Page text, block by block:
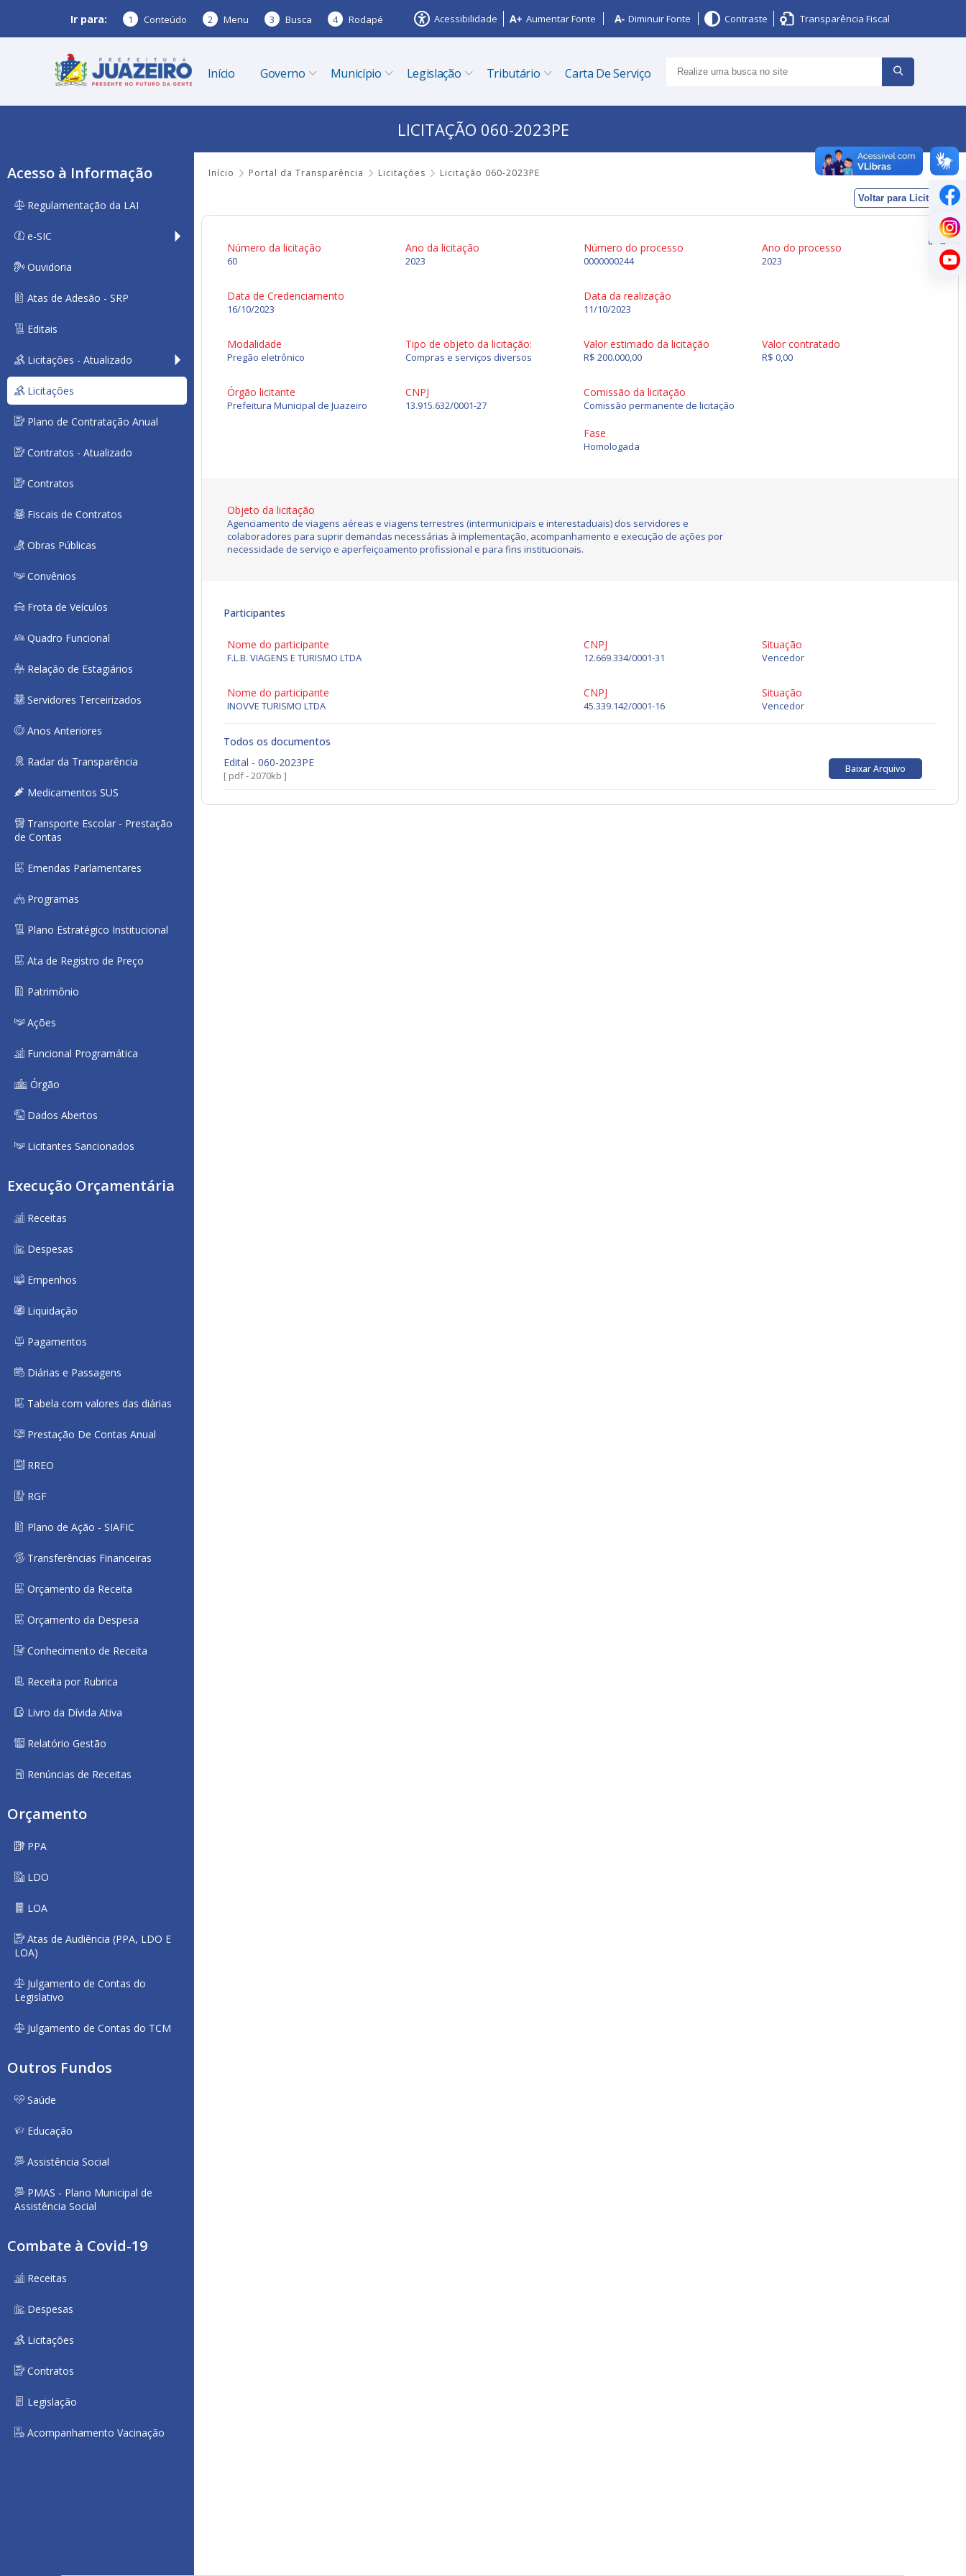
Ir para: 1 Conteúdo 2 Menu 3 Busca 4 Rodapé Acessibilidade Aumentar Fonte Diminuir Fonte Contraste Transparência Fiscal
Início Governo Município Legislação Tributário Carta De Serviço
LICITAÇÃO 060-2023PE
Início Portal da Transparência Licitações Licitação 060-2023PE
Acesso à Informação
Regulamentação da LAI
e-SIC
Ouvidoria
Atas de Adesão - SRP
Editais
Licitações - Atualizado
Licitações
Plano de Contratação Anual
Contratos - Atualizado
Contratos
Fiscais de Contratos
Obras Públicas
Convênios
Frota de Veículos
Quadro Funcional
Relação de Estagiários
Servidores Terceirizados
Anos Anteriores
Radar da Transparência
Medicamentos SUS
Transporte Escolar - Prestação
de Contas
Emendas Parlamentares
Programas
Plano Estratégico Institucional
Ata de Registro de Preço
Patrimônio
Ações
Funcional Programática
Órgão
Dados Abertos
Licitantes Sancionados
Execução Orçamentária
Receitas
Despesas
Empenhos
Liquidação
Pagamentos
Diárias e Passagens
Tabela com valores das diárias
Prestação De Contas Anual
RREO
RGF
Plano de Ação - SIAFIC
Transferências Financeiras
Orçamento da Receita
Orçamento da Despesa
Conhecimento de Receita
Receita por Rubrica
Livro da Dívida Ativa
Relatório Gestão
Renúncias de Receitas
Orçamento
PPA
LDO
LOA
Atas de Audiência (PPA, LDO E
LOA)
Julgamento de Contas do
Legislativo
Julgamento de Contas do TCM
Outros Fundos
Saúde
Educação
Assistência Social
PMAS - Plano Municipal de
Assistência Social
Combate à Covid-19
Receitas
Despesas
Licitações
Contratos
Legislação
Acompanhamento Vacinação
Voltar para Licitações
Número da licitação
60
Ano da licitação
2023
Número do processo
0000000244
Ano do processo
2023
Data de Credenciamento
16/10/2023
Data da realização
11/10/2023
Modalidade
Pregão eletrônico
Tipo de objeto da licitação:
Compras e serviços diversos
Valor estimado da licitação
R$ 200.000,00
Valor contratado
R$ 0,00
Órgão licitante
Prefeitura Municipal de Juazeiro
CNPJ
13.915.632/0001-27
Comissão da licitação
Comissão permanente de licitação
Fase
Homologada
Objeto da licitação
Agenciamento de viagens aéreas e viagens terrestres (intermunicipais e interestaduais) dos servidores e
colaboradores para suprir demandas necessárias à implementação, acompanhamento e execução de ações por
necessidade de serviço e aperfeiçoamento profissional e para fins institucionais.
Participantes
Nome do participante
F.L.B. VIAGENS E TURISMO LTDA
CNPJ
12.669.334/0001-31
Situação
Vencedor
Nome do participante
INOVVE TURISMO LTDA
CNPJ
45.339.142/0001-16
Situação
Vencedor
Todos os documentos
Edital - 060-2023PE
[ pdf - 2070kb ]
Baixar Arquivo